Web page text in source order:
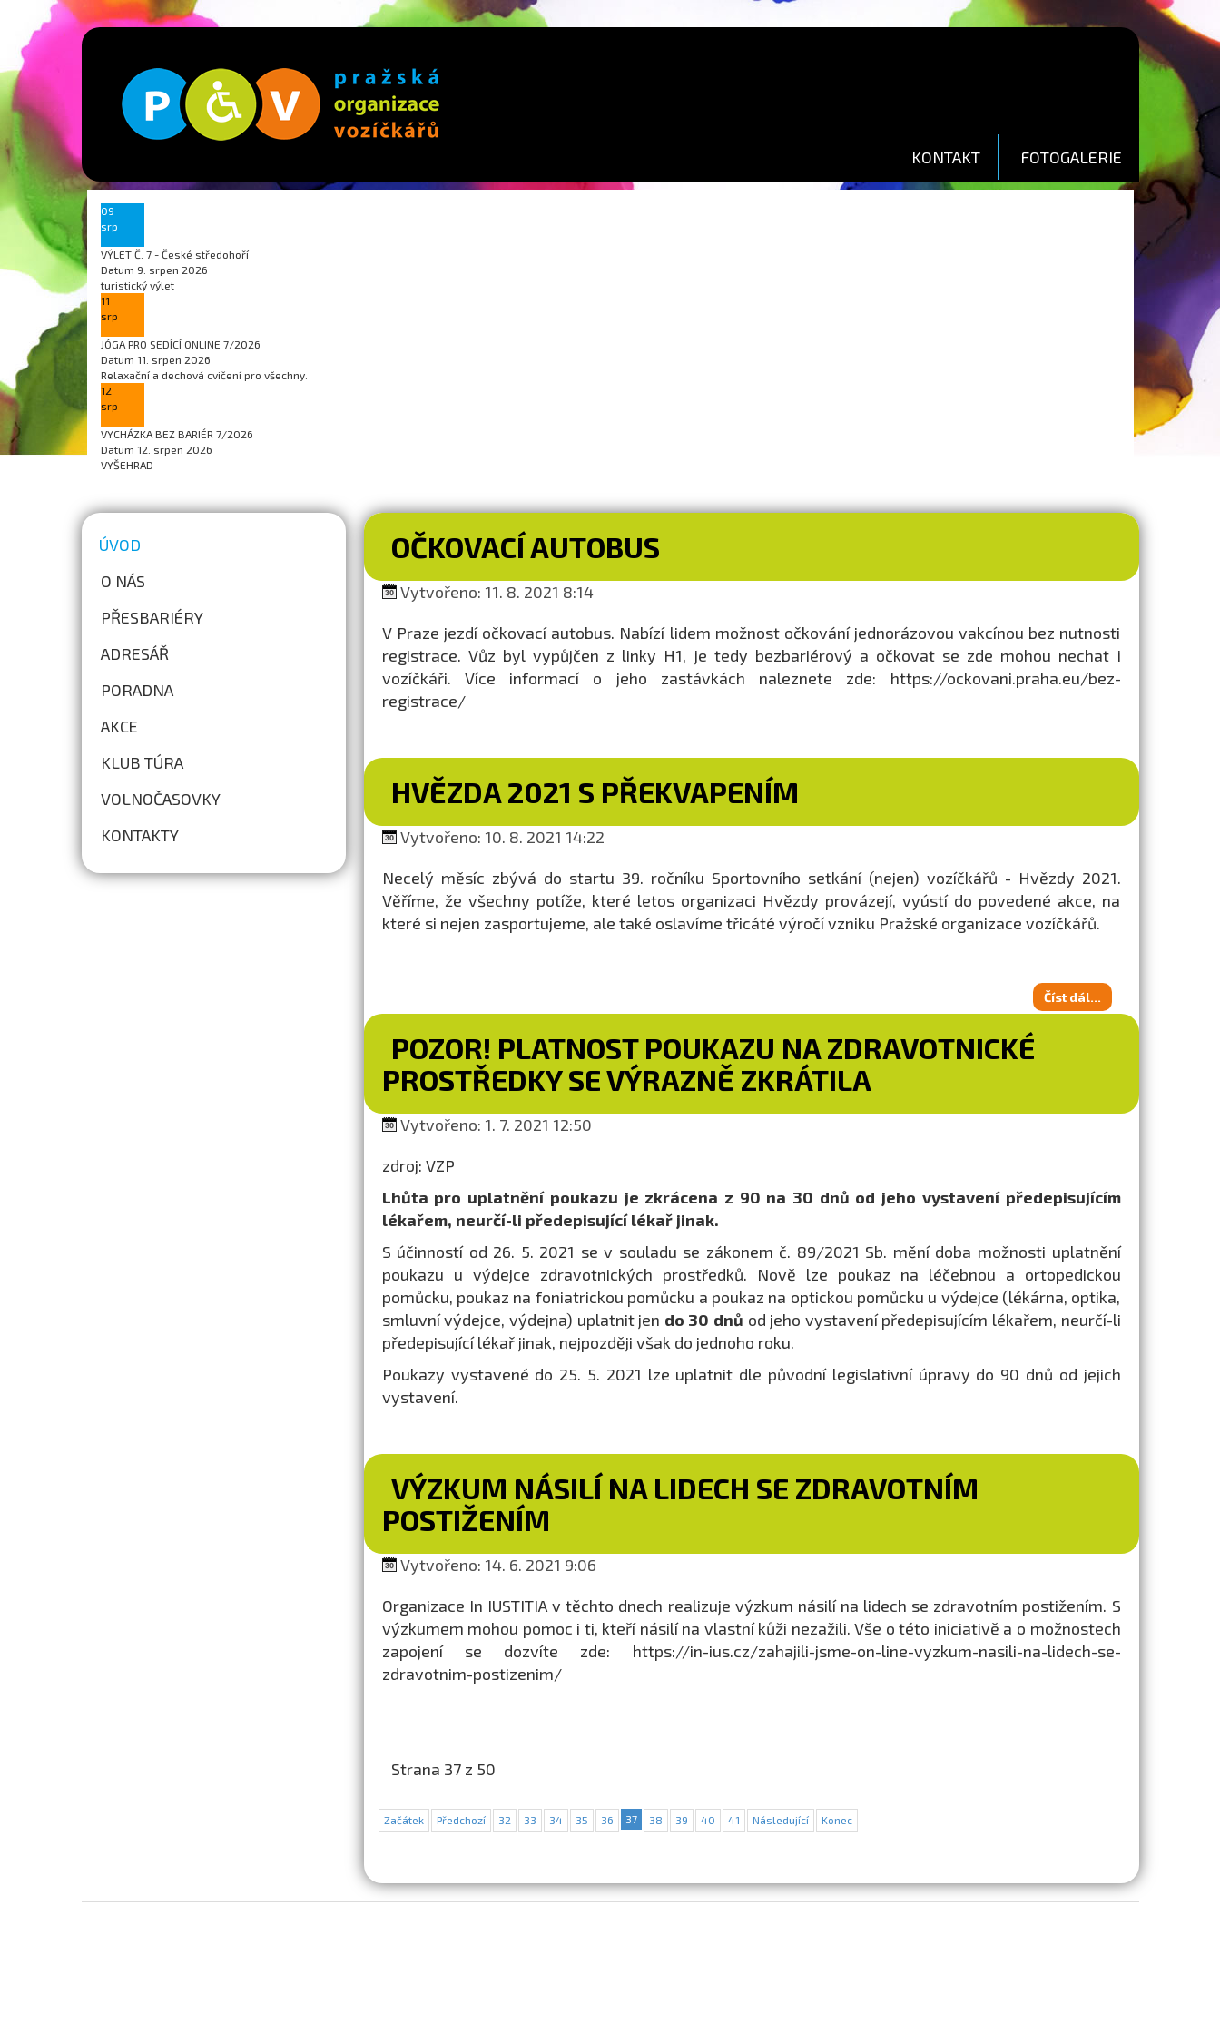
KONTAKT FOTOGALERIE
09
srp
VÝLET Č. 7 - České středohoří
Datum 9. srpen 2026
turistický výlet
11
srp
JÓGA PRO SEDÍCÍ ONLINE 7/2026
Datum 11. srpen 2026
Relaxační a dechová cvičení pro všechny.
12
srp
VYCHÁZKA BEZ BARIÉR 7/2026
Datum 12. srpen 2026
VYŠEHRAD
ÚVOD
O NÁS
PŘESBARIÉRY
ADRESÁŘ
PORADNA
AKCE
KLUB TÚRA
VOLNOČASOVKY
KONTAKTY
OČKOVACÍ AUTOBUS
Vytvořeno: 11. 8. 2021 8:14
V Praze jezdí očkovací autobus. Nabízí lidem možnost očkování jednorázovou vakcínou bez nutnosti
registrace. Vůz byl vypůjčen z linky H1, je tedy bezbariérový a očkovat se zde mohou nechat i
vozíčkáři. Více informací o jeho zastávkách naleznete zde: https://ockovani.praha.eu/bez-
registrace/
HVĚZDA 2021 S PŘEKVAPENÍM
Vytvořeno: 10. 8. 2021 14:22
Necelý měsíc zbývá do startu 39. ročníku Sportovního setkání (nejen) vozíčkářů - Hvězdy 2021.
Věříme, že všechny potíže, které letos organizaci Hvězdy provázejí, vyústí do povedené akce, na
které si nejen zasportujeme, ale také oslavíme třicáté výročí vzniku Pražské organizace vozíčkářů.
Číst dál...
POZOR! PLATNOST POUKAZU NA ZDRAVOTNICKÉ
PROSTŘEDKY SE VÝRAZNĚ ZKRÁTILA
Vytvořeno: 1. 7. 2021 12:50
zdroj: VZP
Lhůta pro uplatnění poukazu je zkrácena z 90 na 30 dnů od jeho vystavení předepisujícím
lékařem, neurčí-li předepisující lékař jinak.
S účinností od 26. 5. 2021 se v souladu se zákonem č. 89/2021 Sb. mění doba možnosti uplatnění
poukazu u výdejce zdravotnických prostředků. Nově lze poukaz na léčebnou a ortopedickou
pomůcku, poukaz na foniatrickou pomůcku a poukaz na optickou pomůcku u výdejce (lékárna, optika,
smluvní výdejce, výdejna) uplatnit jen do 30 dnů od jeho vystavení předepisujícím lékařem, neurčí-li
předepisující lékař jinak, nejpozději však do jednoho roku.
Poukazy vystavené do 25. 5. 2021 lze uplatnit dle původní legislativní úpravy do 90 dnů od jejich
vystavení.
VÝZKUM NÁSILÍ NA LIDECH SE ZDRAVOTNÍM
POSTIŽENÍM
Vytvořeno: 14. 6. 2021 9:06
Organizace In IUSTITIA v těchto dnech realizuje výzkum násilí na lidech se zdravotním postižením. S
výzkumem mohou pomoc i ti, kteří násilí na vlastní kůži nezažili. Vše o této iniciativě a o možnostech
zapojení se dozvíte zde: https://in-ius.cz/zahajili-jsme-on-line-vyzkum-nasili-na-lidech-se-
zdravotnim-postizenim/
Strana 37 z 50
Začátek Předchozí 32 33 34 35 36 37 38 39 40 41 Následující Konec